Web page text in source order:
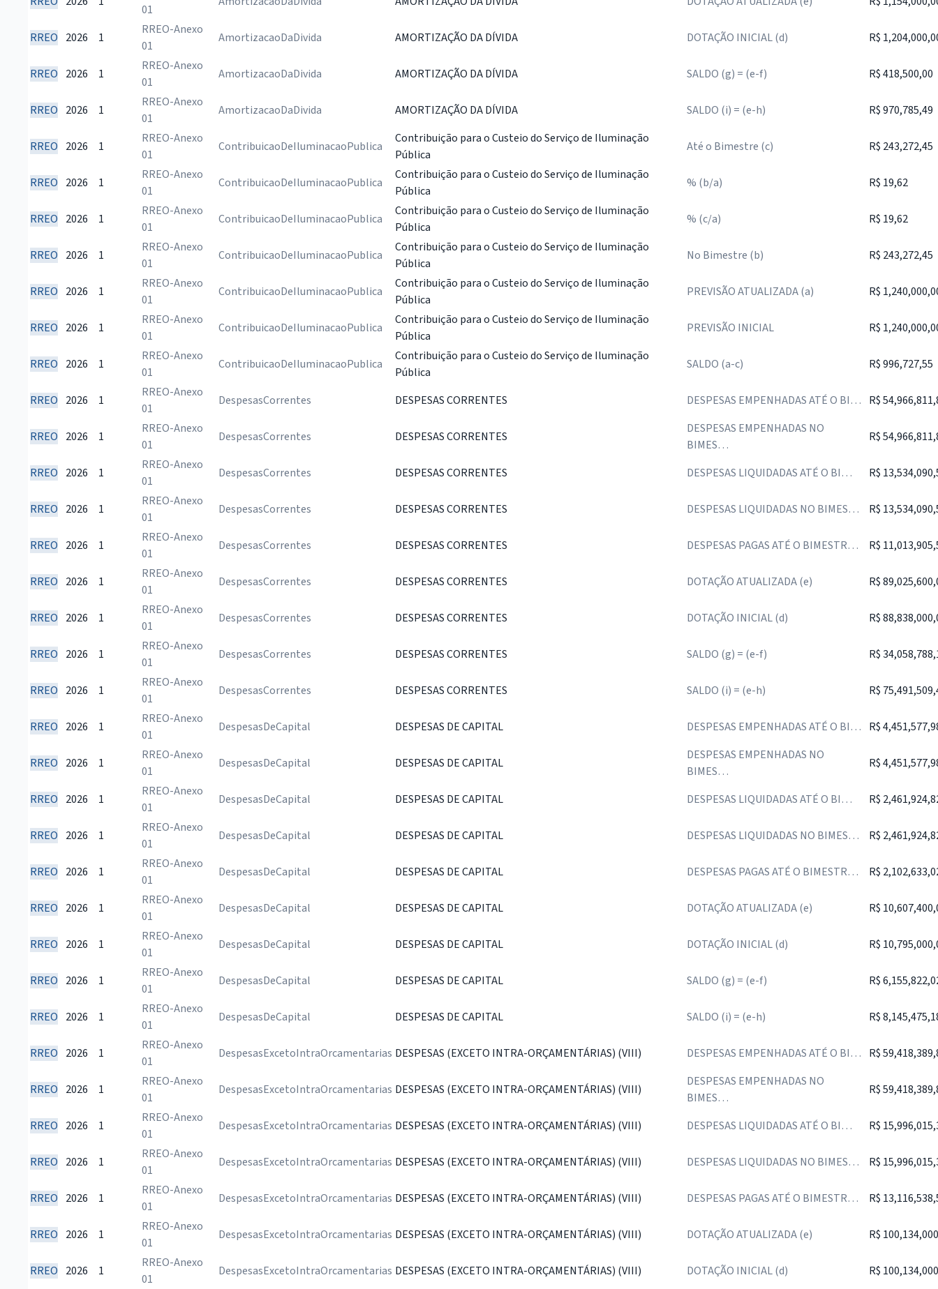
01
RREO 2026 1
RREO-Anexo
01
AmortizacaoDaDivida AMORTIZAÇÃO DA DÍVIDA DOTAÇÃO INICIAL (d) R$
RREO 2026 1
RREO-Anexo
01
AmortizacaoDaDivida AMORTIZAÇÃO DA DÍVIDA SALDO (g) = (e-f) R$ 418,500,00
RREO 2026 1
RREO-Anexo
01
AmortizacaoDaDivida AMORTIZAÇÃO DA DÍVIDA SALDO (i) = (e-h) R$ 970,785,49
RREO 2026 1
RREO-Anexo
01
ContribuicaoDeIluminacaoPublica
Contribuição para o Custeio do Serviço de Iluminação
Pública
Até o Bimestre (c) R$ 243,272,45
RREO 2026 1
RREO-Anexo
01
ContribuicaoDeIluminacaoPublica
Contribuição para o Custeio do Serviço de Iluminação
Pública
% (b/a) R$ 19,62
RREO 2026 1
RREO-Anexo
01
ContribuicaoDeIluminacaoPublica
Contribuição para o Custeio do Serviço de Iluminação
Pública
% (c/a) R$ 19,62
RREO 2026 1
RREO-Anexo
01
ContribuicaoDeIluminacaoPublica
Contribuição para o Custeio do Serviço de Iluminação
Pública
No Bimestre (b) R$ 243,272,45
RREO 2026 1
RREO-Anexo
01
ContribuicaoDeIluminacaoPublica
Contribuição para o Custeio do Serviço de Iluminação
Pública
PREVISÃO ATUALIZADA (a) R$
RREO 2026 1
RREO-Anexo
01
ContribuicaoDeIluminacaoPublica
Contribuição para o Custeio do Serviço de Iluminação
Pública
PREVISÃO INICIAL R$
RREO 2026 1
RREO-Anexo
01
ContribuicaoDeIluminacaoPublica
Contribuição para o Custeio do Serviço de Iluminação
Pública
SALDO (a-c) R$ 996,727,55
RREO 2026 1
RREO-Anexo
01
DespesasCorrentes DESPESAS CORRENTES DESPESAS EMPENHADAS ATÉ O BI… R$
RREO 2026 1
RREO-Anexo
01
DespesasCorrentes DESPESAS CORRENTES
DESPESAS EMPENHADAS NO
BIMES…
R$
RREO 2026 1
RREO-Anexo
01
DespesasCorrentes DESPESAS CORRENTES DESPESAS LIQUIDADAS ATÉ O BI… R$
RREO 2026 1
RREO-Anexo
01
DespesasCorrentes DESPESAS CORRENTES DESPESAS LIQUIDADAS NO BIMES… R$
RREO 2026 1
RREO-Anexo
01
DespesasCorrentes DESPESAS CORRENTES DESPESAS PAGAS ATÉ O BIMESTR… R$
RREO 2026 1
RREO-Anexo
01
DespesasCorrentes DESPESAS CORRENTES DOTAÇÃO ATUALIZADA (e) R$
RREO 2026 1
RREO-Anexo
01
DespesasCorrentes DESPESAS CORRENTES DOTAÇÃO INICIAL (d) R$
RREO 2026 1
RREO-Anexo
01
DespesasCorrentes DESPESAS CORRENTES SALDO (g) = (e-f) R$
RREO 2026 1
RREO-Anexo
01
DespesasCorrentes DESPESAS CORRENTES SALDO (i) = (e-h) R$
RREO 2026 1
RREO-Anexo
01
DespesasDeCapital DESPESAS DE CAPITAL DESPESAS EMPENHADAS ATÉ O BI… R$
RREO 2026 1
RREO-Anexo
01
DespesasDeCapital DESPESAS DE CAPITAL
DESPESAS EMPENHADAS NO
BIMES…
R$
RREO 2026 1
RREO-Anexo
01
DespesasDeCapital DESPESAS DE CAPITAL DESPESAS LIQUIDADAS ATÉ O BI… R$
RREO 2026 1
RREO-Anexo
01
DespesasDeCapital DESPESAS DE CAPITAL DESPESAS LIQUIDADAS NO BIMES… R$
RREO 2026 1
RREO-Anexo
01
DespesasDeCapital DESPESAS DE CAPITAL DESPESAS PAGAS ATÉ O BIMESTR… R$
RREO 2026 1
RREO-Anexo
01
DespesasDeCapital DESPESAS DE CAPITAL DOTAÇÃO ATUALIZADA (e) R$
RREO 2026 1
RREO-Anexo
01
DespesasDeCapital DESPESAS DE CAPITAL DOTAÇÃO INICIAL (d) R$
RREO 2026 1
RREO-Anexo
01
DespesasDeCapital DESPESAS DE CAPITAL SALDO (g) = (e-f) R$
RREO 2026 1
RREO-Anexo
01
DespesasDeCapital DESPESAS DE CAPITAL SALDO (i) = (e-h) R$
RREO 2026 1
RREO-Anexo
01
DespesasExcetoIntraOrcamentarias DESPESAS (EXCETO INTRA-ORÇAMENTÁRIAS) (VIII) DESPESAS EMPENHADAS ATÉ O BI… R$
RREO 2026 1
RREO-Anexo
01
DespesasExcetoIntraOrcamentarias DESPESAS (EXCETO INTRA-ORÇAMENTÁRIAS) (VIII)
DESPESAS EMPENHADAS NO
BIMES…
R$
RREO 2026 1
RREO-Anexo
01
DespesasExcetoIntraOrcamentarias DESPESAS (EXCETO INTRA-ORÇAMENTÁRIAS) (VIII) DESPESAS LIQUIDADAS ATÉ O BI… R$
RREO 2026 1
RREO-Anexo
01
DespesasExcetoIntraOrcamentarias DESPESAS (EXCETO INTRA-ORÇAMENTÁRIAS) (VIII) DESPESAS LIQUIDADAS NO BIMES… R$
RREO 2026 1
RREO-Anexo
01
DespesasExcetoIntraOrcamentarias DESPESAS (EXCETO INTRA-ORÇAMENTÁRIAS) (VIII) DESPESAS PAGAS ATÉ O BIMESTR… R$
RREO 2026 1
RREO-Anexo
01
DespesasExcetoIntraOrcamentarias DESPESAS (EXCETO INTRA-ORÇAMENTÁRIAS) (VIII) DOTAÇÃO ATUALIZADA (e) R$
RREO 2026 1
RREO-Anexo
01
DespesasExcetoIntraOrcamentarias DESPESAS (EXCETO INTRA-ORÇAMENTÁRIAS) (VIII) DOTAÇÃO INICIAL (d) R$